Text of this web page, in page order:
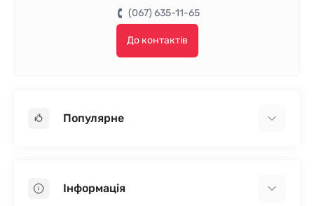
(067) 635-11-65
До контактів
Популярне
Пінопласт
Інформація